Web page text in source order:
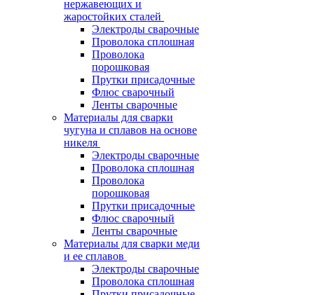
нержавеющих и
жаростойких сталей
Электроды сварочные
Проволока сплошная
Проволока
порошковая
Прутки присадочные
Флюс сварочный
Ленты сварочные
Материалы для сварки
чугуна и сплавов на основе
никеля
Электроды сварочные
Проволока сплошная
Проволока
порошковая
Прутки присадочные
Флюс сварочный
Ленты сварочные
Материалы для сварки меди
и ее сплавов
Электроды сварочные
Проволока сплошная